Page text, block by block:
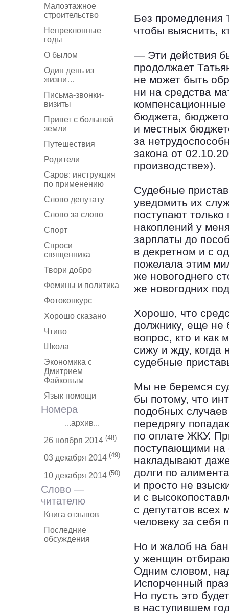
Малоэтажное
строительство
Непреклонные
годы
О былом
Один день из
жизни…
Письма-звонки-
визиты
Привет с большой
земли
Путешествия
Родители
Саров: инструкция
по применению
Слово депутату
Слово за слово
Спорт
Спроси
священника
Твори добро
Фемины и политика
Фотоконкурс
Хорошо сказано
Чтиво
Школа
Экономика с
Дмитрием
Файковым
Язык помощи
Номера
...архив...
26 ноября 2014 (48)
03 декабря 2014 (49)
10 декабря 2014 (50)
Слово —
читателю
Книга отзывов
Последние
обсуждения
Без промедления
чтобы выяснить,
— Эти действия
продолжает
не может быть
ни на средства
компенсационные
бюджета,
и местных
за
закона от
производстве»).
Судебные
уведомить их
поступают
накоплений у
зарплаты до
в декретном и с
пожелала этим
же новогоднего
же новогодних
Хорошо, что
должнику, еще не
вопрос, кто и как
сижу и жду, когда
судебные
Мы не беремся
бы потому, что
подобных
передрягу
по оплате ЖКУ.
поступающими на
накладывают
долги по
и просто не
и с
с депутатов всех
человеку за себя
Но и жалоб на
у женщин
Одним словом,
Испорченный
Но пусть это
в наступившем